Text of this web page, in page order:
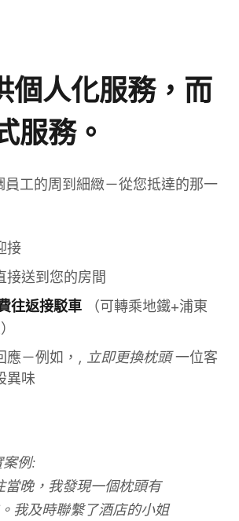
個人化服務，而
服務。
員工的周到細緻－從您抵達的那一
接
接送到您的房間
往返接駁車（可轉乘地鐵+浦東
應－例如，, 立即更換枕頭一位客
異味
例:
當晚，我發現一個枕頭有
我及時聯繫了酒店的小姐